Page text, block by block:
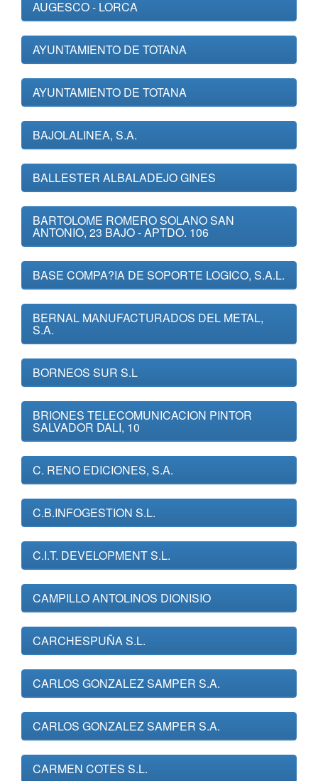
AUGESCO - LORCA
AYUNTAMIENTO DE TOTANA
AYUNTAMIENTO DE TOTANA
BAJOLALINEA, S.A.
BALLESTER ALBALADEJO GINES
BARTOLOME ROMERO SOLANO SAN
ANTONIO, 23 BAJO - APTDO. 106
BASE COMPA?IA DE SOPORTE LOGICO, S.A.L.
BERNAL MANUFACTURADOS DEL METAL,
S.A.
BORNEOS SUR S.L
BRIONES TELECOMUNICACION PINTOR
SALVADOR DALI, 10
C. RENO EDICIONES, S.A.
C.B.INFOGESTION S.L.
C.I.T. DEVELOPMENT S.L.
CAMPILLO ANTOLINOS DIONISIO
CARCHESPUÑA S.L.
CARLOS GONZALEZ SAMPER S.A.
CARLOS GONZALEZ SAMPER S.A.
CARMEN COTES S.L.